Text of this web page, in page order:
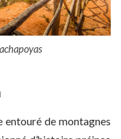
de montagnes